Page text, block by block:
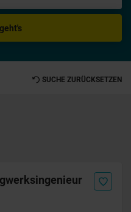
SUCHE ZURÜCKSETZEN